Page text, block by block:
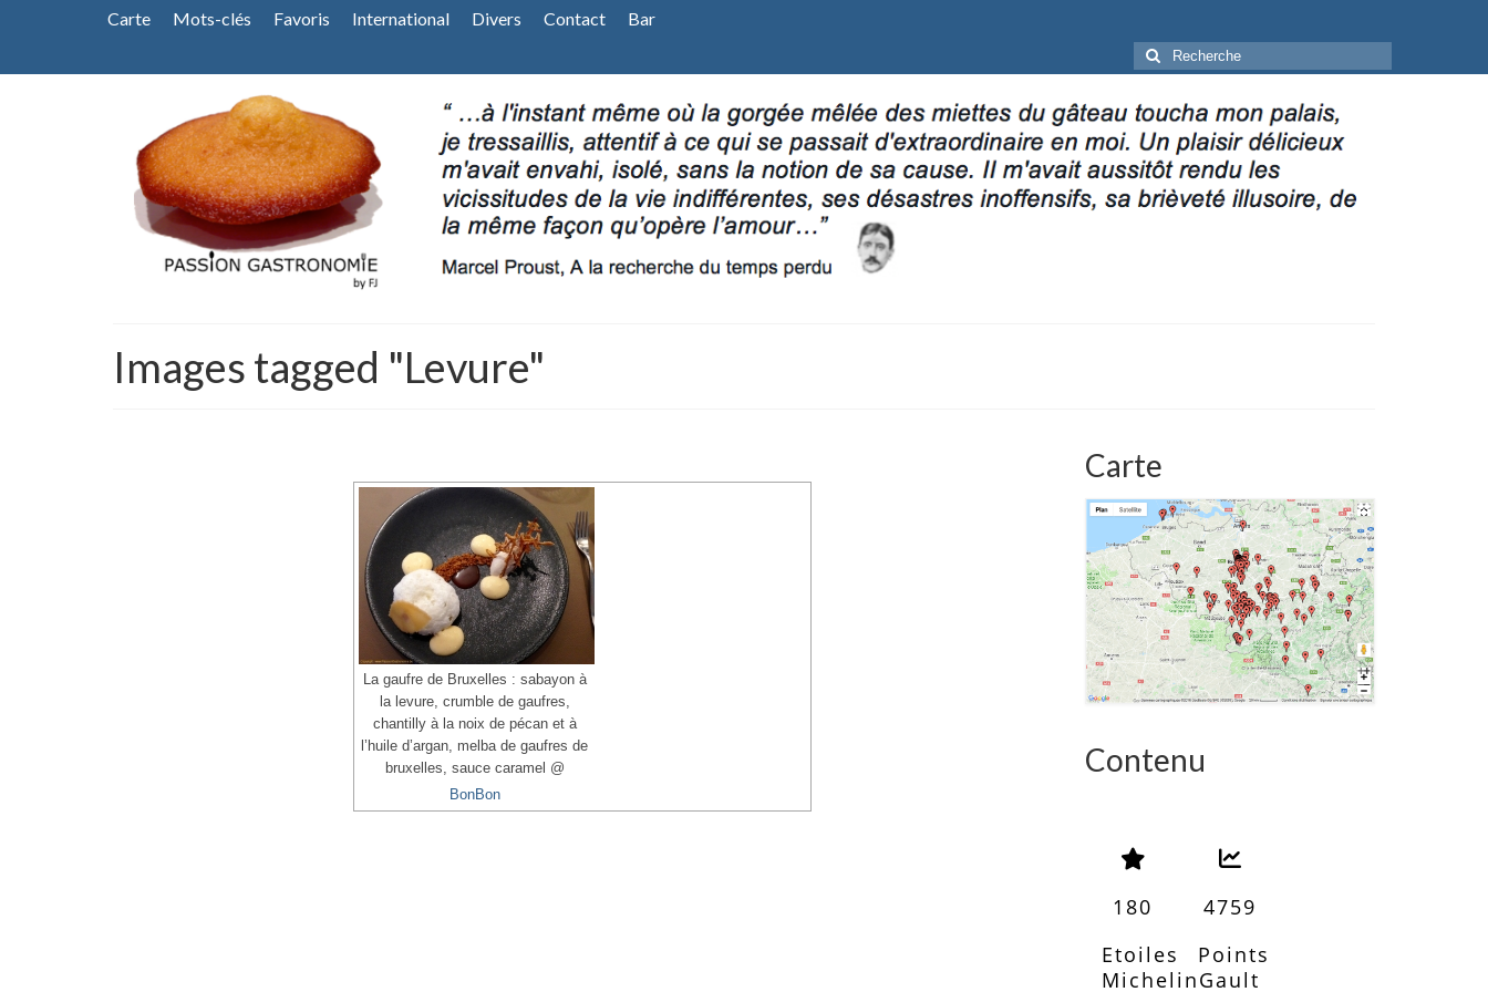
Carte Mots-clés Favoris International Divers Contact Bar
Rechercher
:
Images tagged "Levure"
La gaufre de Bruxelles : sabayon à
la levure, crumble de gaufres,
chantilly à la noix de pécan et à
l’huile d’argan, melba de gaufres de
bruxelles, sauce caramel @
BonBon
Carte
Contenu
180
Etoiles
Michelin
4759
Points
Gault